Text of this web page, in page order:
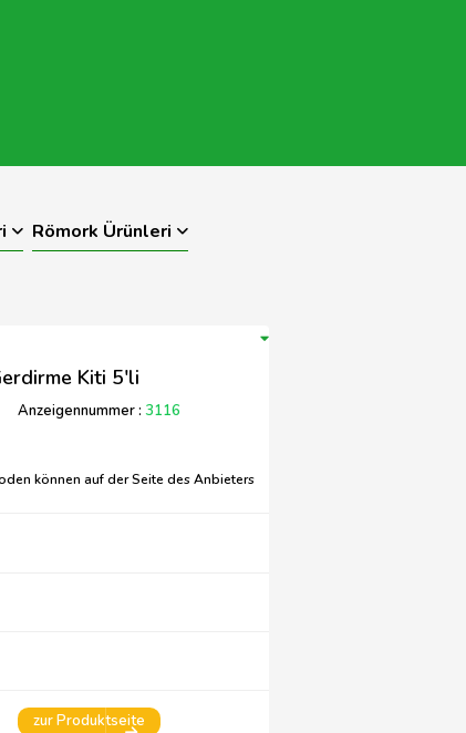
Römork Ürünleri
Kiti 5'li
Anzeigennummer : 3116
können auf der Seite des Anbieters
zur Produktseite